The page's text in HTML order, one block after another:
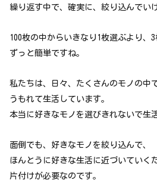
繰り返す中で、確実に、絞り込んでい
100枚の中からいきなり1枚選ぶより、
ずっと簡単ですね。
私たちは、日々、たくさんのモノの中で
うもれて生活しています。
本当に好きなモノを選びきれないで生
面倒でも、好きなモノを絞り込んで、
ほんとうに好きな生活に近づいていく
片付けが必要なのです。